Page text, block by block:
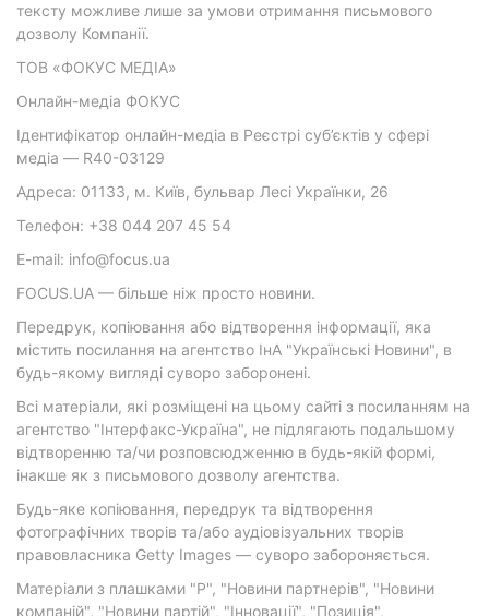
тексту можливе лише за умови отримання письмового
дозволу Компанії.
ТОВ «ФОКУС МЕДІА»
Онлайн-медіа ФОКУС
Ідентифікатор онлайн-медіа в Реєстрі суб’єктів у сфері
медіа — R40-03129
Адреса: 01133, м. Київ, бульвар Лесі Українки, 26
Телефон: +38 044 207 45 54
E-mail: info@focus.ua
FOCUS.UA — більше ніж просто новини.
Передрук, копіювання або відтворення інформації, яка
містить посилання на агентство ІнА "Українські Новини", в
будь-якому вигляді суворо заборонені.
Всі матеріали, які розміщені на цьому сайті з посиланням на
агентство "Інтерфакс-Україна", не підлягають подальшому
відтворенню та/чи розповсюдженню в будь-якій формі,
інакше як з письмового дозволу агентства.
Будь-яке копіювання, передрук та відтворення
фотографічних творів та/або аудіовізуальних творів
правовласника Getty Images — суворо забороняється.
Матеріали з плашками "Р", "Новини партнерів", "Новини
компаній", "Новини партій", "Інновації", "Позиція",